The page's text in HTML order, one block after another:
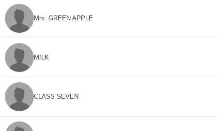
Mrs. GREEN APPLE
M!LK
CLASS SEVEN